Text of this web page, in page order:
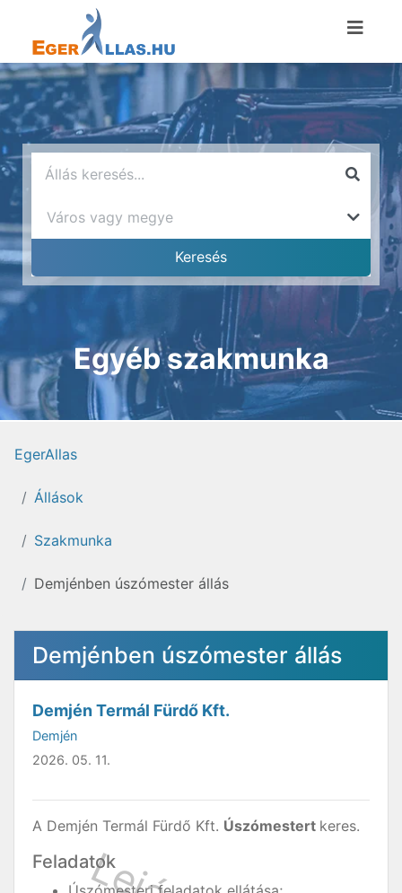
Egyéb szakmunka
EgerAllas
Állások
Szakmunka
Demjénben úszómester állás
Demjénben úszómester állás
Demjén Termál Fürdő Kft.
Demjén
2026. 05. 11.
A Demjén Termál Fürdő Kft. Úszómestert keres.
Feladatok